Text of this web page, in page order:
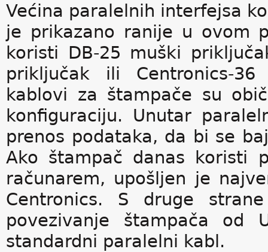
Većina paralelnih interfejsa
je prikazano ranije u ovom
koristi DB-25 muški
priključak ili Centronics-
kablovi za štampače su
konfiguraciju. Unutar
prenos podataka, da bi se
Ako štampač danas koristi
računarem, upošljen je
Centronics. S druge
povezivanje štampača od
standardni paralelni kabl.